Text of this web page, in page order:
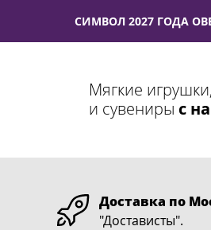
СИМВОЛ 2027 ГОДА
Мягкие
и сувениры с
Доставка по
"Достависты".